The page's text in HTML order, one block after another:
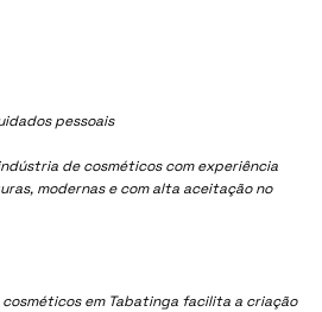
pessoais
de cosméticos com experiência
modernas e com alta aceitação no
em Tabatinga facilita a criação